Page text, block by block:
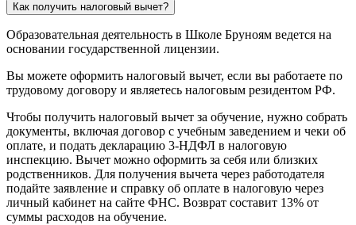
Как получить налоговый вычет?
Образовательная деятельность в Школе Бруноям ведется на
основании государственной лицензии.
Вы можете оформить налоговый вычет, если вы работаете по
трудовому договору и являетесь налоговым резидентом РФ.
Чтобы получить налоговый вычет за обучение, нужно собрать
документы, включая договор с учебным заведением и чеки об
оплате, и подать декларацию 3-НДФЛ в налоговую
инспекцию. Вычет можно оформить за себя или близких
родственников. Для получения вычета через работодателя
подайте заявление и справку об оплате в налоговую через
личный кабинет на сайте ФНС. Возврат составит 13% от
суммы расходов на обучение.